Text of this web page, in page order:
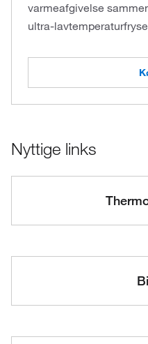
varmeafgivelse
ultra-
Nyttige links